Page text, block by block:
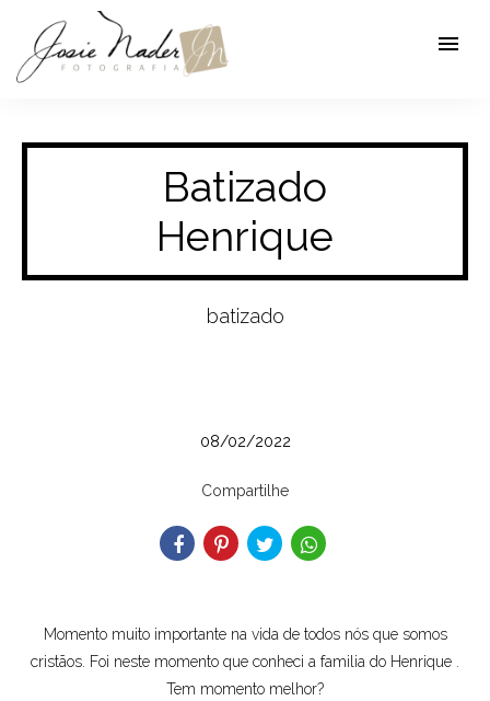
menu
Batizado
Henrique
batizado
08/02/2022
Compartilhe
Momento muito importante na vida de todos nós que somos
cristãos. Foi neste momento que conheci a familia do Henrique .
Tem momento melhor?